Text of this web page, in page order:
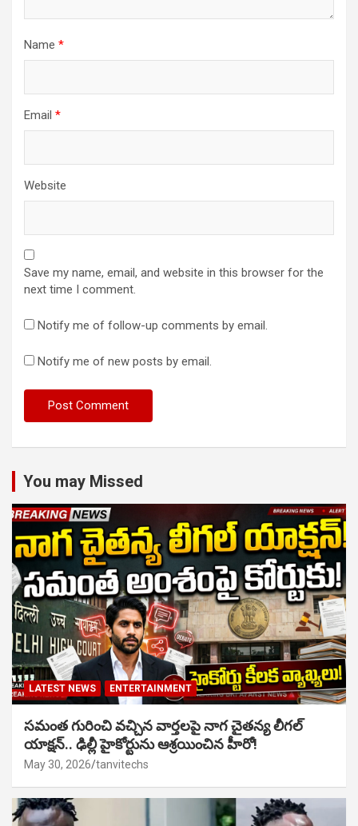
Name *
Email *
Website
Save my name, email, and website in this browser for the
next time I comment.
Notify me of follow-up comments by email.
Notify me of new posts by email.
You may Missed
LATEST NEWS ENTERTAINMENT
సమంత గురించి వచ్చిన వార్తలపై నాగ చైతన్య లీగల్
యాక్షన్.. ఢిల్లీ హైకోర్టును ఆశ్రయించిన హీరో!
May 30, 2026 tanvitechs